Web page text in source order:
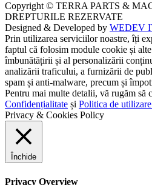
Copyright © TERRA PARTS &
DREPTURILE REZERVATE
Designed & Developed by WEDEV
Prin utilizarea serviciilor noastre, îți
faptul că folosim module cookie și
îmbunătățirii și al personalizării
analizării traficului, a furnizării de
spam și anti-malware, precum și
Pentru mai multe detalii, vă rugăm să
Confidențialitate și Politica de
Privacy & Cookies Policy
Închide
Privacy Overview